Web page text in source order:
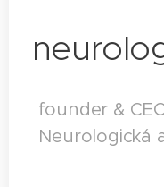
founder &
Neurologická